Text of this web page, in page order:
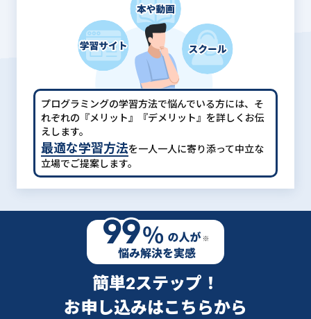
プログラミングの学習方法で悩んでいる方には、 そ
れぞれの『メリット』『デメリット』を詳しくお伝
えします。
最適な学習方法を一人一人に寄り添って中立な
立場でご提案します。
簡単2ステップ！
お申し込みはこちらから